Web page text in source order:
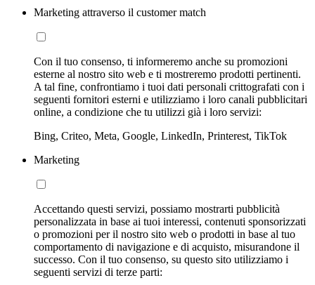
Marketing attraverso il customer match
Con il tuo consenso, ti informeremo anche su promozioni
esterne al nostro sito web e ti mostreremo prodotti pertinenti.
A tal fine, confrontiamo i tuoi dati personali crittografati con i
seguenti fornitori esterni e utilizziamo i loro canali pubblicitari
online, a condizione che tu utilizzi già i loro servizi:
Bing, Criteo, Meta, Google, LinkedIn, Printerest, TikTok
Marketing
Accettando questi servizi, possiamo mostrarti pubblicità
personalizzata in base ai tuoi interessi, contenuti sponsorizzati
o promozioni per il nostro sito web o prodotti in base al tuo
comportamento di navigazione e di acquisto, misurandone il
successo. Con il tuo consenso, su questo sito utilizziamo i
seguenti servizi di terze parti: